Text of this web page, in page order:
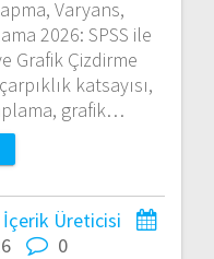
Varyans,
2026: SPSS ile
Grafik Çizdirme
katsayısı,
grafik…
Üreticisi
0